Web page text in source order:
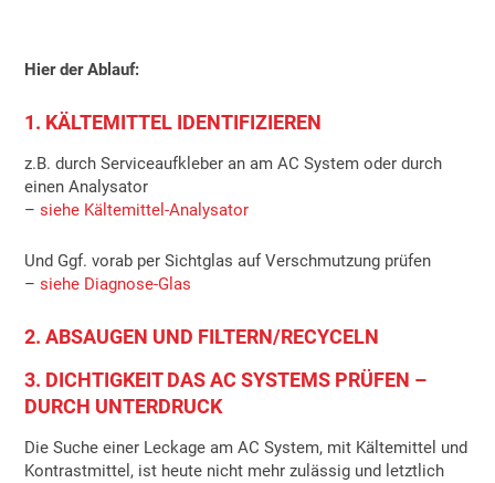
Hier der Ablauf:
1. KÄLTEMITTEL IDENTIFIZIEREN
z.B. durch Serviceaufkleber an am AC System oder durch
einen Analysator
–siehe Kältemittel-Analysator
Und Ggf. vorab per Sichtglas auf Verschmutzung prüfen
–siehe Diagnose-Glas
2. ABSAUGEN UND FILTERN/RECYCELN
3. DICHTIGKEIT DAS AC SYSTEMS PRÜFEN –
DURCH UNTERDRUCK
Die Suche einer Leckage am AC System, mit Kältemittel und
Kontrastmittel, ist heute nicht mehr zulässig und letztlich